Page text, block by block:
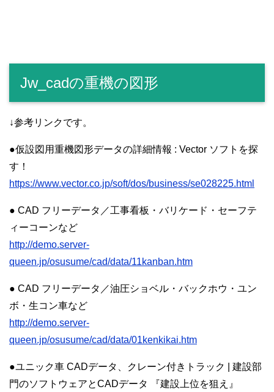
Jw_cadの重機の図形
↓参考リンクです。
●仮設図用重機図形データの詳細情報 : Vector ソフトを探
す！
https://www.vector.co.jp/soft/dos/business/se028225.html
● CAD フリーデータ／工事看板・バリケード・セーフテ
ィーコーンなど
http://demo.server-
queen.jp/osusume/cad/data/11kanban.htm
● CAD フリーデータ／油圧ショベル・バックホウ・ユン
ボ・生コン車など
http://demo.server-
queen.jp/osusume/cad/data/01kenkikai.htm
●ユニック車 CADデータ、クレーン付きトラック | 建設部
門のソフトウェアとCADデータ 『建設上位を狙え』